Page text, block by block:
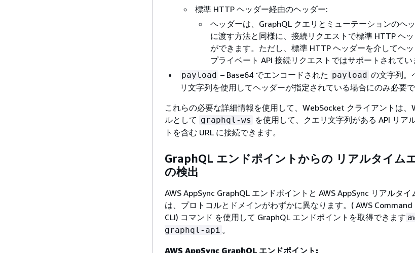
標準 HTTP ヘッダー経由のヘッダー:
ヘッダーは、GraphQL クエリとミューテーションのヘ
に渡す方法と同様に、接続リクエストで標準 HTTP ヘ
ができます。ただし、標準 HTTP ヘッダーを介してヘッ
プライベート API 接続リクエストではサポートされてい
payload – Base64 でエンコードされた payload の文字列。
リ文字列を使用してヘッダーが指定されている場合にのみ必要
これらの必要な詳細情報を使用して、WebSocket クライアントは、
ルとして graphql-ws を使用して、クエリ文字列がある API リア
トを含む URL に接続できます。
GraphQL エンドポイントからの リアルタイム
の検出
AWS AppSync GraphQL エンドポイントと AWS AppSync リアルタイ
は、プロトコルとドメインがわずかに異なります。( AWS
CLI) コマンド を使用して GraphQL エンドポイントを取得できます
graphql-api 。
AWS AppSync GraphQL エンドポイント: